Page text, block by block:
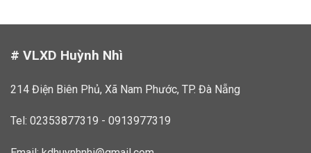
# VLXD Huỳnh Nhì
214 Điện Biên Phủ, Xã Nam Phước, TP. Đà Nẵng
Tel: 02353877319 - 0913977319